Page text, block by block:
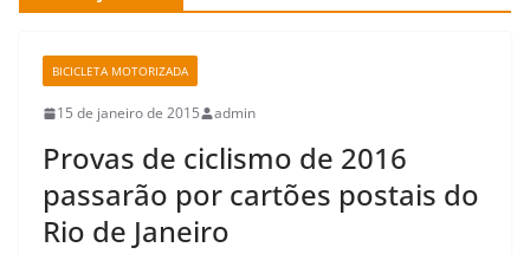
BICICLETA MOTORIZADA
15 de janeiro de 2015 admin
Provas de ciclismo de 2016
passarão por cartões postais do
Rio de Janeiro